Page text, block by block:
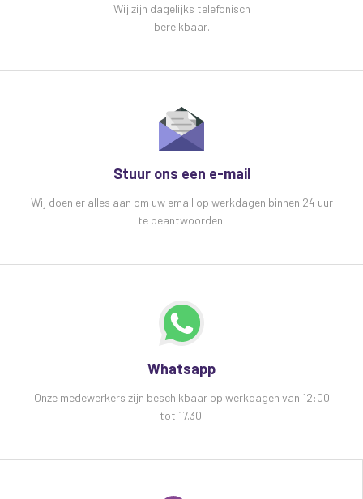
Wij zijn dagelijks telefonisch
bereikbaar.
Stuur ons een e-mail
Wij doen er alles aan om uw email op werkdagen binnen 24 uur
te beantwoorden.
Whatsapp
Onze medewerkers zijn beschikbaar op werkdagen van 12:00
tot 17.30!